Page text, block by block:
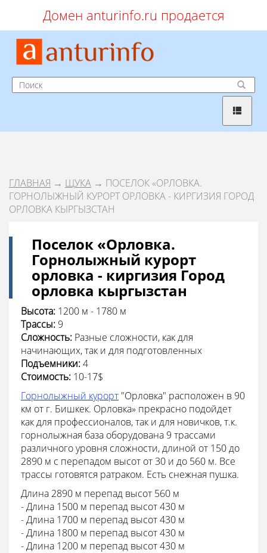
Домен anturinfo.ru продается
ГЛАВНАЯ → ЩУКА → ПОСЕЛОК «ОРЛОВКА.
ГОРНОЛЫЖНЫЙ КУРОРТ ОРЛОВКА - КИРГИЗИЯ ГОРОД
ОРЛОВКА КЫРГЫЗСТАН
Поселок «Орловка.
Горнолыжный курорт
орловка - киргизия Город
орловка кыргызстан
Высота: 1200 м - 1780 м
Трассы: 9
Сложность: Разные сложности, как для
начинающих, так и для подготовленных
Подъемники:4
Стоимость: 10-17$
Горнолыжный курорт "Орловка" расположен в 90
км от г. Бишкек. Орловка» прекрасно подойдет
как для профессионалов, так и для новичков, т.к.
горнолыжная база оборудована 9 трассами
различного уровня сложности, длиной от 150 до
2890 м с перепадом высот от 30 и до 560 м. Все
трассы готовятся ратраком. Есть снежная пушка.
Длина 2890 м перепад высот 560 м
- Длина 1500 м перепад высот 430 м
- Длина 1700 м перепад высот 430 м
- Длина 1800 м перепад высот 430 м
- Длина 1200 м перепад высот 430 м